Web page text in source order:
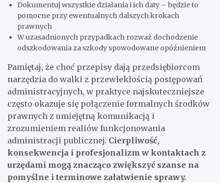
Dokumentuj wszystkie działania i ich daty – będzie to
pomocne przy ewentualnych dalszych krokach
prawnych
W uzasadnionych przypadkach rozważ dochodzenie
odszkodowania za szkody spowodowane opóźnieniem
Pamiętaj, że choć przepisy dają przedsiębiorcom
narzędzia do walki z przewlekłością postępowań
administracyjnych, w praktyce najskuteczniejsze
często okazuje się połączenie formalnych środków
prawnych z umiejętną komunikacją i
zrozumieniem realiów funkcjonowania
administracji publicznej. Cierpliwość,
konsekwencja i profesjonalizm w kontaktach z
urzędami mogą znacząco zwiększyć szanse na
pomyślne i terminowe załatwienie sprawy.